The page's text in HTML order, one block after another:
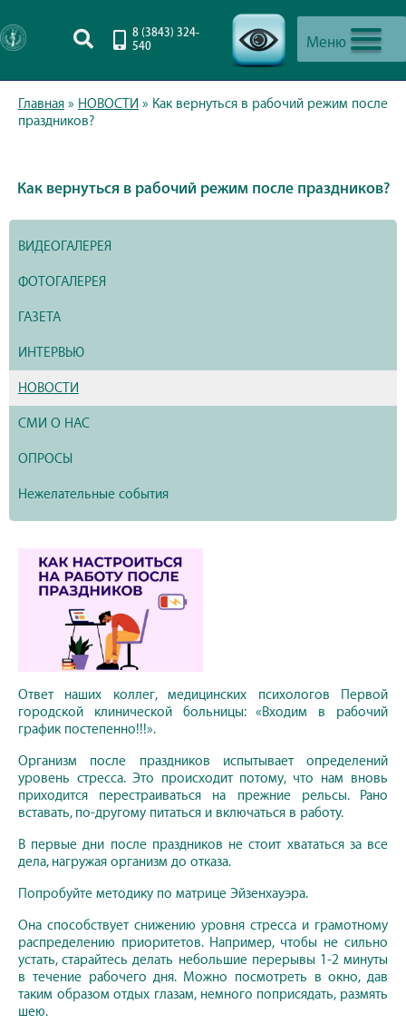
Меню
8 (3843) 324-
540
Главная » НОВОСТИ » Как вернуться в рабочий режим после
праздников?
Как вернуться в рабочий режим после праздников?
ВИДЕОГАЛЕРЕЯ
ФОТОГАЛЕРЕЯ
ГАЗЕТА
ИНТЕРВЬЮ
НОВОСТИ
СМИ О НАС
ОПРОСЫ
Нежелательные события
Ответ наших коллег, медицинских психологов Первой
городской клинической больницы: «Входим в рабочий
график постепенно!!!».
Организм после праздников испытывает определений
уровень стресса. Это происходит потому, что нам вновь
приходится перестраиваться на прежние рельсы. Рано
вставать, по-другому питаться и включаться в работу.
В первые дни после праздников не стоит хвататься за все
дела, нагружая организм до отказа.
Попробуйте методику по матрице Эйзенхауэра.
Она способствует снижению уровня стресса и грамотному
распределению приоритетов. Например, чтобы не сильно
устать, старайтесь делать небольшие перерывы 1-2 минуты
в течение рабочего дня. Можно посмотреть в окно, дав
таким образом отдых глазам, немного поприсядать, размять
шею.